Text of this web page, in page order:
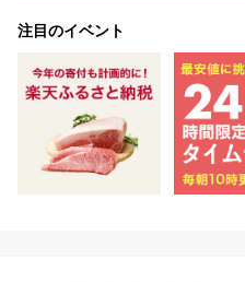
注目のイベント